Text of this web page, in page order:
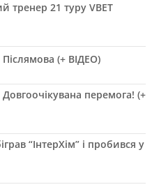
21 туру VBET
(+ ВІДЕО)
перемога! (+
“ІнтерХім” і пробився у